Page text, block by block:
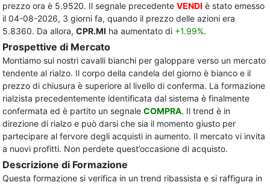
prezzo ora è 5.9520. Il segnale precedente VENDI è stato emesso
il 04-08-2026, 3 giorni fa, quando il prezzo delle azioni era
5.8360. Da allora, CPR.MI ha aumentato di +1.99%.
Prospettive di Mercato
Montiamo sui nostri cavalli bianchi per galoppare verso un mercato
tendente al rialzo. Il corpo della candela del giorno è bianco e il
prezzo di chiusura è superiore al livello di conferma. La formazione
rialzista precedentemente identificata dal sistema è finalmente
confermata ed è partito un segnale COMPRA. Il trend è in
direzione di rialzo e può darsi che sia il momento giusto per
partecipare al fervore degli acquisti in aumento. Il mercato vi invita
a nuovi profitti. Non perdete quest’occasione di acquisto.
Descrizione di Formazione
Questa formazione si verifica in un trend ribassista e si raffigura in